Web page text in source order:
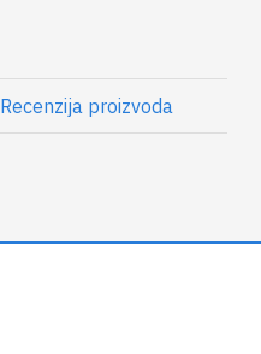
Recenzija proizvoda